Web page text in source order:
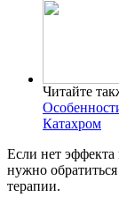
Читайте
Катахром
Если нет
нужно
терапии.